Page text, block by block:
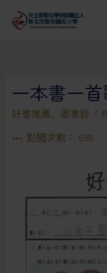
一本書一首
好書推薦、 圖書館 /
點閱次數： 698